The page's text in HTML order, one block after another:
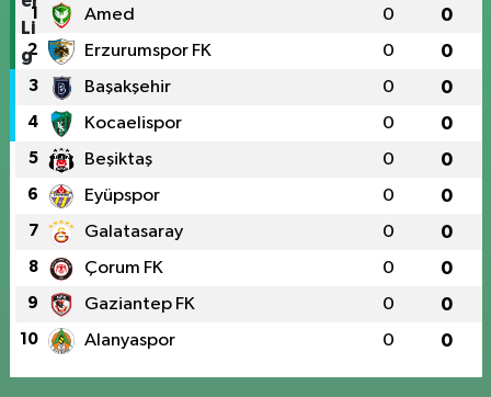
1 Amed 0 0
2 Erzurumspor FK 0 0
3 Başakşehir 0 0
4 Kocaelispor 0 0
5 Beşiktaş 0 0
6 Eyüpspor 0 0
7 Galatasaray 0 0
8 Çorum FK 0 0
9 Gaziantep FK 0 0
10 Alanyaspor 0 0